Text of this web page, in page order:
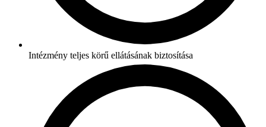
Intézmény teljes körű ellátásának biztosítása